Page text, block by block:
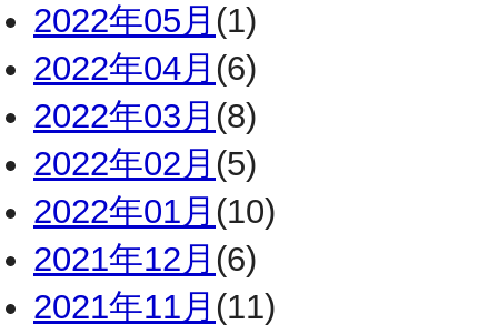
2022年05月 (1)
2022年04月 (6)
2022年03月 (8)
2022年02月 (5)
2022年01月 (10)
2021年12月 (6)
2021年11月 (11)